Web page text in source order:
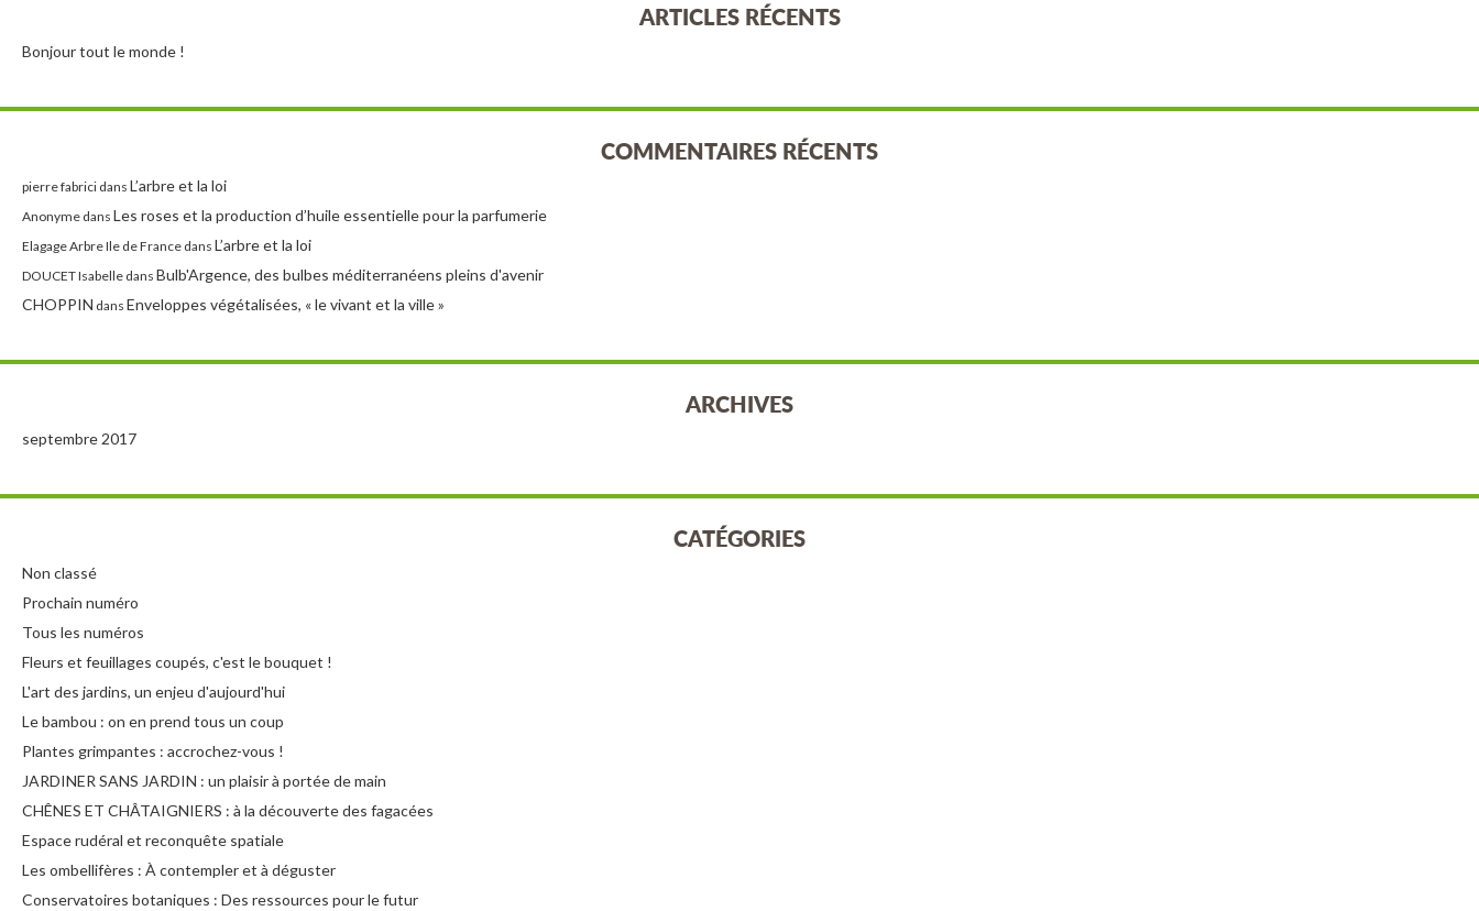
ARTICLES RÉCENTS
Bonjour tout le monde !
COMMENTAIRES RÉCENTS
pierre fabrici dans L’arbre et la loi
Anonyme dans Les roses et la production d’huile essentielle pour la parfumerie
Elagage Arbre Ile de France dans L’arbre et la loi
DOUCET Isabelle dans Bulb'Argence, des bulbes méditerranéens pleins d'avenir
CHOPPIN dans Enveloppes végétalisées, « le vivant et la ville »
ARCHIVES
septembre 2017
CATÉGORIES
Non classé
Prochain numéro
Tous les numéros
Fleurs et feuillages coupés, c'est le bouquet !
L'art des jardins, un enjeu d'aujourd'hui
Le bambou : on en prend tous un coup
Plantes grimpantes : accrochez-vous !
JARDINER SANS JARDIN : un plaisir à portée de main
CHÊNES ET CHÂTAIGNIERS : à la découverte des fagacées
Espace rudéral et reconquête spatiale
Les ombellifères : À contempler et à déguster
Conservatoires botaniques : Des ressources pour le futur